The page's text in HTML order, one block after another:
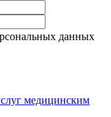
данных
медицинским